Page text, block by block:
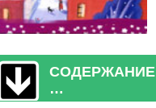
СОДЕРЖАНИЕ
…